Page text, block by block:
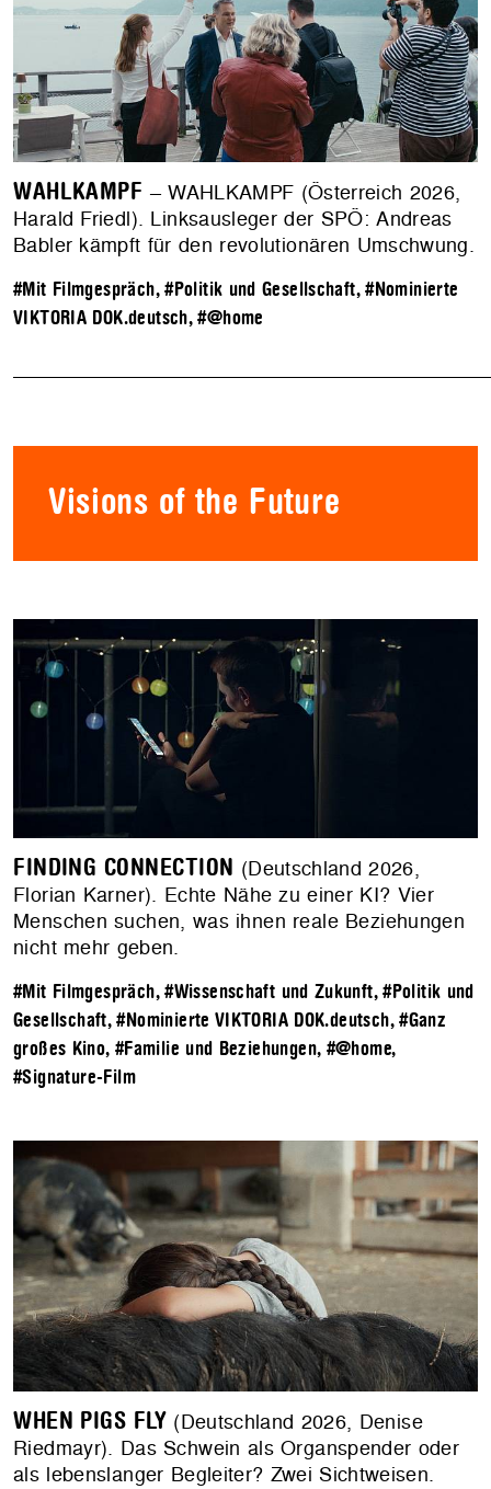
WAHLKAMPF – WAHLKAMPF (Österreich 2026,
Harald Friedl). Linksausleger der SPÖ: Andreas
Babler kämpft für den revolutionären Umschwung.
#Mit Filmgespräch,#Politik und Gesellschaft,#Nominierte
VIKTORIA DOK.deutsch,#@home
Visions of the Future
FINDING CONNECTION (Deutschland 2026,
Florian Karner). Echte Nähe zu einer KI? Vier
Menschen suchen, was ihnen reale Beziehungen
nicht mehr geben.
#Mit Filmgespräch,#Wissenschaft und Zukunft,#Politik und
Gesellschaft,#Nominierte VIKTORIA DOK.deutsch,#Ganz
großes Kino, #Familie und Beziehungen, #@home,
#Signature-Film
WHEN PIGS FLY (Deutschland 2026, Denise
Riedmayr). Das Schwein als Organspender oder
als lebenslanger Begleiter? Zwei Sichtweisen.